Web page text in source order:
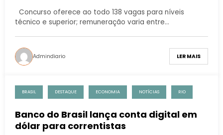
deficiência
Concurso oferece ao todo 138 vagas para níveis
técnico e superior; remuneração varia entre…
Admindiario LER MAIS
BRASIL DESTAQUE ECONOMIA NOTÍCIAS RIO
Banco do Brasil lança conta digital em
dólar para correntistas